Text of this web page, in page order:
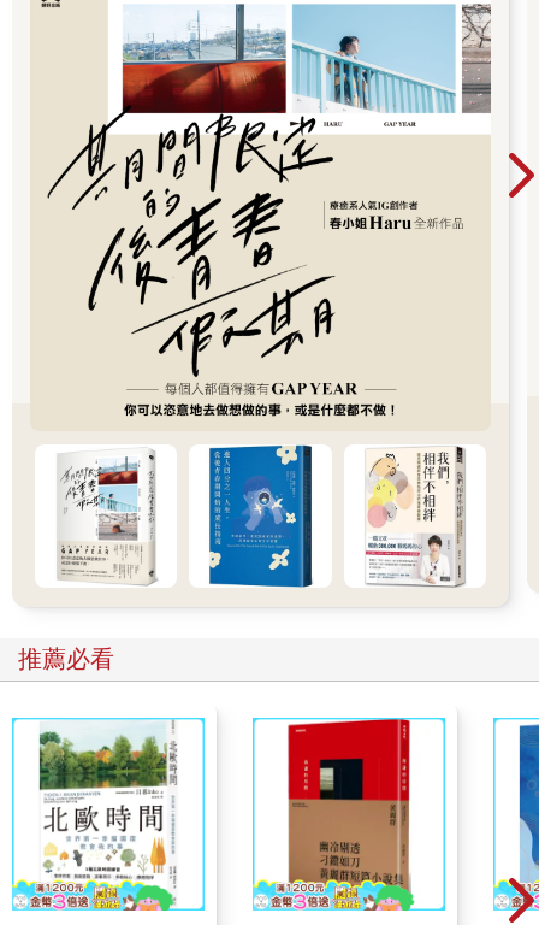
挨罵，在鄂霍次克海刮人的海風之中，趙領隊的罵聲比風聲更烈
「回去的巴士還要等半個多小時，好什麼好！」
這時張行李員怎麼辦──對了，再說，太好了。
趙領隊為什麼「陰天」？這麼說，無論到哪個有賣「?弁」的車
站，她都急著買便當，但剛吃過中飯，吃不下便當怎麼辦？說也
奇怪，便當突然神秘消失。到了晚上有民宿或餐廳可吃，半夜沒
有吃消夜的習慣，「?弁」莫非偷偷快遞回台北了？到第二天中午
在另一趟火車旅程中，趙領隊忽然再掏出原該消失的過夜便當
問：要不要吃便當？北寄貝的和鮭魚親子飯的，你要哪個？
老天，一路上幾乎都吃隔夜便當，有必要這樣「存」鐵道便當
的便當，我們都乖巧懂事又可愛地說，太好了。
如此配合領隊的行李員也有挨罵的時候，例如趙領隊經常如老鷹
看蟑螂、太陽看手電筒、西北風看扇子、雷公看豆腐般兩眼炯炯
有神地盯著張行李員無知無辜甚至有點無奈的無可不可臉孔說：
切菜板。」
這時又該怎麼處理？對，我們行李員都毫不遲疑地說：
從大沼公園搭著慢車悠哉晃蕩到函館，心裡還貪心想著如果是暑
假期間就可以搭行走於函館到大沼公園之間的大沼號蒸汽列車。
函館本線是北海道最長的一條鐵道，從旭川到函館全長四百五十
八‧四公里，從道央到道南共九十八個站，被形容是一條向山向海
而行的美麗風景線。之前經過的二世谷和大沼公園是我認為沿線
最美的車窗風光，而終點站函館，更是北海道最浪漫的城市。
推薦必看